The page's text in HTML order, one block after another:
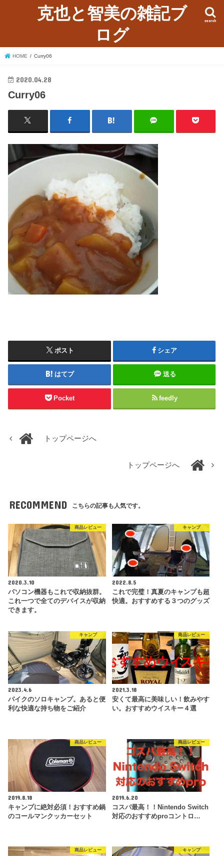
克也と智美の雑記ブ
ログ
search
HOME Curry06
2020.04.28
Curry06
ポスト シェア
はてブ 送る
Pocket feedly
トップページへ
トップページへ
RECOMMEND こちらの記事も人気です。
商品レビュー
2020.3.10
パソコン機器もこれで収納抜群。
これ一つで全てのデバイスが収納
できます。
キャンプ
2022.8.5
これで完璧！真夏のキャンプも超
快適。おすすめする３つのグッズ
キャンプ
2023.4.6
バイクのソロキャンプ。あると便
利な快適な持ち物をご紹介
商品レビュー
2021.3.18
安くて最高に美味しい！飲みやす
い。おすすめウイスキー４選
商品レビュー
2019.8.18
キャンプに絶対必須！おすすめ鍋
のコールマンクッカーセット
商品レビュー
2019.6.20
コスパ最高！！Nintendo Switch
対応のおすすめproコントロ…
商品レビュー キャンプ